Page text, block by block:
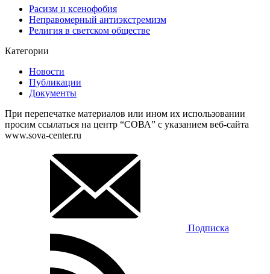
Расизм и ксенофобия
Неправомерный антиэкстремизм
Религия в светском обществе
Категории
Новости
Публикации
Документы
При перепечатке материалов или ином их использовании
просим ссылаться на центр “СОВА” с указанием веб-сайта
www.sova-center.ru
Подписка